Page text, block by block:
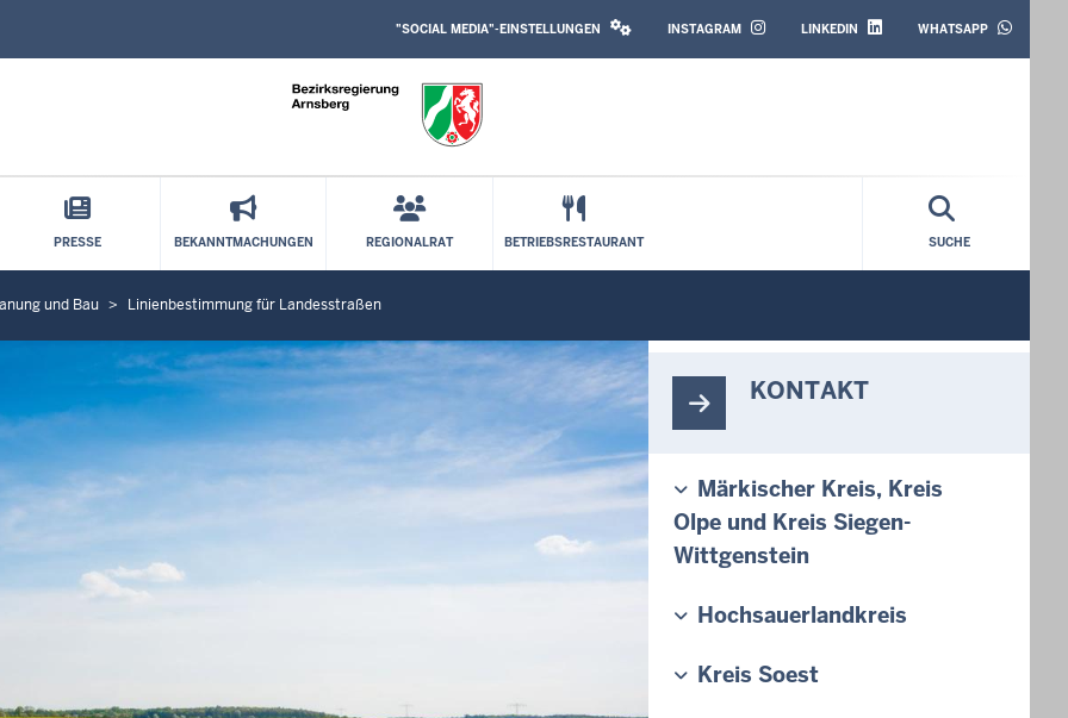
MEDIA
"SOCIAL MEDIA"-EINSTELLUNGEN
MEDIA
INSTAGRAM LINKEDIN WHATSAPP
PRESSE BEKANNTMACHUNGEN REGIONALRAT BETRIEBSRESTAURANT SUCHE
und Bau Linienbestimmung für Landesstraßen
KONTAKT
Märkischer Kreis, Kreis
Olpe und Kreis Siegen-
Wittgenstein
Hochsauerlandkreis
Kreis Soest